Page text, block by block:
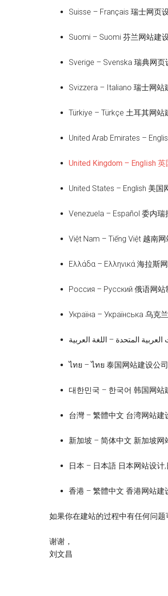
Suisse – Français 瑞士网页
Suomi – Suomi 芬兰网站建
Sverige – Svenska 瑞典网
Svizzera – Italiano 瑞士网
Türkiye – Türkçe 土耳其网
United Arab Emirates –
United Kingdom – English
United States – English 美
Venezuela – Español 委内
Việt Nam – Tiếng Việt 越南
Ελλάδα – Ελληνικά 海拉斯
Россия – Русский 俄语网
Україна – Українська 乌
ไทย – ไทย 泰国网站建设公
대한민국 – 한국어 韩国网站
台灣 – 繁體中文 台湾网站建
新加坡 – 简体中文 新加坡
日本 – 日本語 日本网站设计
香港 – 繁體中文 香港网站建
如果你在建站的过程中有任何问题
谢谢，
刘文昌